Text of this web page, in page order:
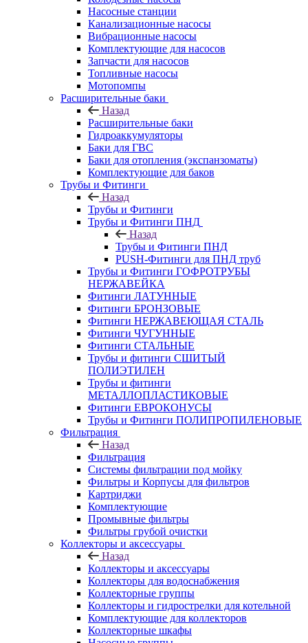
Насосные станции
Канализационные насосы
Вибрационные насосы
Комплектующие для насосов
Запчасти для насосов
Топливные насосы
Мотопомпы
Расширительные баки
Назад
Расширительные баки
Гидроаккумуляторы
Баки для ГВС
Баки для отопления (экспанзоматы)
Комплектующие для баков
Трубы и Фитинги
Назад
Трубы и Фитинги
Трубы и Фитинги ПНД
Назад
Трубы и Фитинги ПНД
PUSH-Фитинги для ПНД труб
Трубы и Фитинги ГОФРОТРУБЫ
НЕРЖАВЕЙКА
Фитинги ЛАТУННЫЕ
Фитинги БРОНЗОВЫЕ
Фитинги НЕРЖАВЕЮЩАЯ СТАЛЬ
Фитинги ЧУГУННЫЕ
Фитинги СТАЛЬНЫЕ
Трубы и фитинги СШИТЫЙ
ПОЛИЭТИЛЕН
Трубы и фитинги
МЕТАЛЛОПЛАСТИКОВЫЕ
Фитинги ЕВРОКОНУСЫ
Трубы и Фитинги ПОЛИПРОПИЛЕНОВЫЕ
Фильтрация
Назад
Фильтрация
Системы фильтрации под мойку
Фильтры и Корпусы для фильтров
Картриджи
Комплектующие
Промывные фильтры
Фильтры грубой очистки
Коллекторы и аксессуары
Назад
Коллекторы и аксессуары
Коллекторы для водоснабжения
Коллекторные группы
Коллекторы и гидрострелки для котельной
Комплектующие для коллекторов
Коллекторные шкафы